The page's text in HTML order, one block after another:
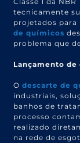
tecnicamente
projetados
de químicos
problema que
Lançamento de
Odescarte de
industriais,
banhos de
processo
realizado
na rede de